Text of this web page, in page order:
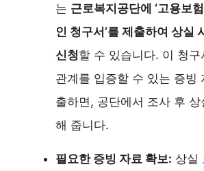
는 근로복지공단에 ‘고용보
인 청구서’를 제출하여 상실
신청할 수 있습니다. 이 청구
관계를 입증할 수 있는 증빙
출하면, 공단에서 조사 후 상
해 줍니다.
필요한 증빙 자료 확보: 상실